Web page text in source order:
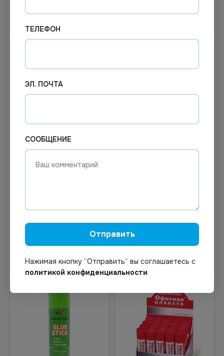
Узнать цену Узнать цену
Цена по запросу
100 штук
ТЕЛЕФОН
ЭЛ. ПОЧТА
СООБЩЕНИЕ
Отправить
Нажимая кнопку “Отправить“ вы соглашаетесь с
политикой конфиденциальности